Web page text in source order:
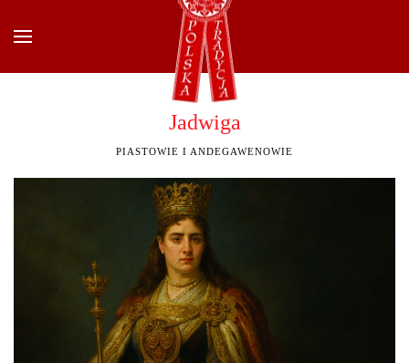
Przejdź do głównej treści
Jadwiga
PIASTOWIE I ANDEGAWENOWIE